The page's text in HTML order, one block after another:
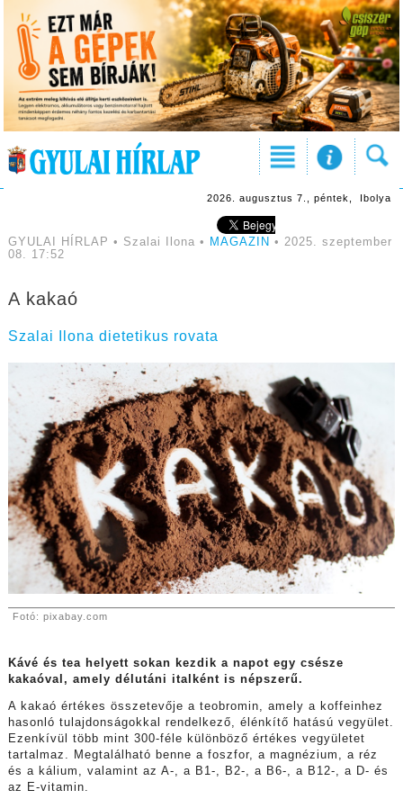
2026. augusztus 7., péntek, Ibolya
GYULAI HÍRLAP • Szalai Ilona • MAGAZIN • 2025. szeptember
08. 17:52
A kakaó
Szalai Ilona dietetikus rovata
Fotó: pixabay.com
Kávé és tea helyett sokan kezdik a napot egy csésze
kakaóval, amely délutáni italként is népszerű.
A kakaó értékes összetevője a teobromin, amely a koffeinhez
hasonló tulajdonságokkal rendelkező, élénkítő hatású vegyület.
Ezenkívül több mint 300-féle különböző értékes vegyületet
tartalmaz. Megtalálható benne a foszfor, a magnézium, a réz
és a kálium, valamint az A-, a B1-, B2-, a B6-, a B12-, a D- és
az E-vitamin.